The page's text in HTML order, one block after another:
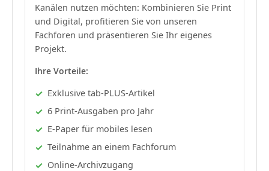
Kanälen nutzen möchten: Kombinieren Sie Print
und Digital, profitieren Sie von unseren
Fachforen und präsentieren Sie Ihr eigenes
Projekt.
Ihre Vorteile:
Exklusive tab-PLUS-Artikel
6 Print-Ausgaben pro Jahr
E-Paper für mobiles lesen
Teilnahme an einem Fachforum
Online-Archivzugang